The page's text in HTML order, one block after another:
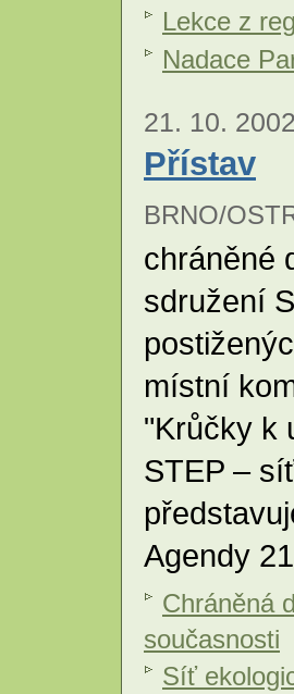
Lekce z
Nadace
21. 10.
Přístav
BRNO/
chráněné
sdružení
místní
"Krůčky k
STEP –
Agendy
Chráněná
současnosti
Síť